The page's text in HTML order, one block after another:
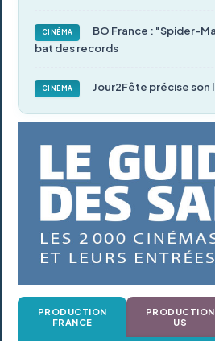
CINÉMA
BO France : "Spider-
bat des records
CINÉMA Jour2Fête précise son
PRODUCTION
FRANCE
PRODUCTION
US